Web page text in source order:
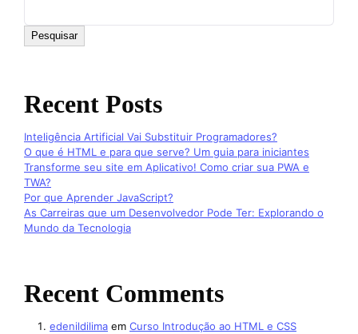
Pesquisar
Recent Posts
Inteligência Artificial Vai Substituir Programadores?
O que é HTML e para que serve? Um guia para iniciantes
Transforme seu site em Aplicativo! Como criar sua PWA e
TWA?
Por que Aprender JavaScript?
As Carreiras que um Desenvolvedor Pode Ter: Explorando o
Mundo da Tecnologia
Recent Comments
edenildilima em Curso Introdução ao HTML e CSS